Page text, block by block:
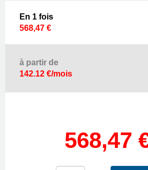
à partir de
142.12 €/mois
En 1 fois
568,47 €
568,47